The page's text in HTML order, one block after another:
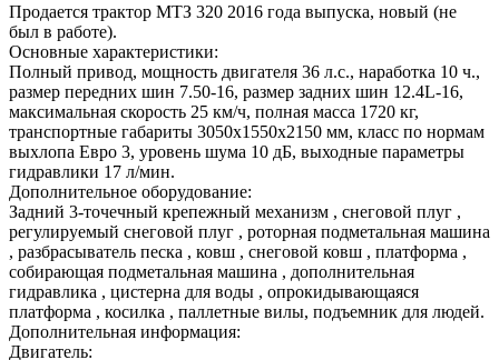
Продается трактор МТЗ 320 2016 года выпуска, новый (не
был в работе).
Основные характеристики:
Полный привод, мощность двигателя 36 л.с., наработка 10 ч.,
размер передних шин 7.50-16, размер задних шин 12.4L-16,
максимальная скорость 25 км/ч, полная масса 1720 кг,
транспортные габариты 3050х1550х2150 мм, класс по нормам
выхлопа Евро 3, уровень шума 10 дБ, выходные параметры
гидравлики 17 л/мин.
Дополнительное оборудование:
Задний 3-точечный крепежный механизм , снеговой плуг ,
регулируемый снеговой плуг , роторная подметальная машина
, разбрасыватель песка , ковш , снеговой ковш , платформа ,
собирающая подметальная машина , дополнительная
гидравлика , цистерна для воды , опрокидывающаяся
платформа , косилка , паллетные вилы, подъемник для людей.
Дополнительная информация:
Двигатель: